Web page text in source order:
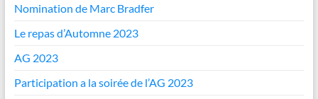
Nomination de Marc Bradfer
Le repas d’Automne 2023
AG 2023
Participation a la soirée de l’AG 2023